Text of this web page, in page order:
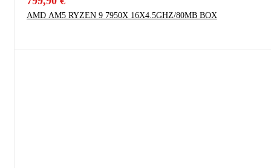
AMD AM5 RYZEN 9 7950X 16X4.5GHZ/80MB BOX